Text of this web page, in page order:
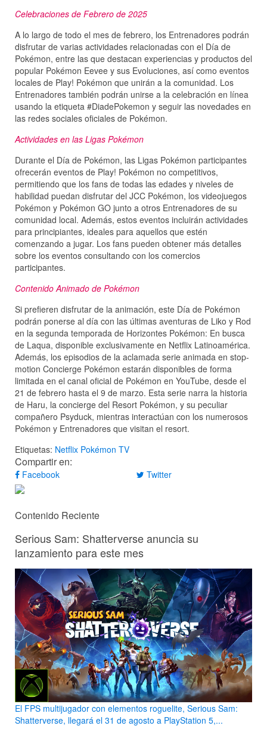
Celebraciones de Febrero de 2025
A lo largo de todo el mes de febrero, los Entrenadores podrán
disfrutar de varias actividades relacionadas con el Día de
Pokémon, entre las que destacan experiencias y productos del
popular Pokémon Eevee y sus Evoluciones, así como eventos
locales de Play! Pokémon que unirán a la comunidad. Los
Entrenadores también podrán unirse a la celebración en línea
usando la etiqueta #DiadePokemon y seguir las novedades en
las redes sociales oficiales de Pokémon.
Actividades en las Ligas Pokémon
Durante el Día de Pokémon, las Ligas Pokémon participantes
ofrecerán eventos de Play! Pokémon no competitivos,
permitiendo que los fans de todas las edades y niveles de
habilidad puedan disfrutar del JCC Pokémon, los videojuegos
Pokémon y Pokémon GO junto a otros Entrenadores de su
comunidad local. Además, estos eventos incluirán actividades
para principiantes, ideales para aquellos que estén
comenzando a jugar. Los fans pueden obtener más detalles
sobre los eventos consultando con los comercios
participantes.
Contenido Animado de Pokémon
Si prefieren disfrutar de la animación, este Día de Pokémon
podrán ponerse al día con las últimas aventuras de Liko y Rod
en la segunda temporada de Horizontes Pokémon: En busca
de Laqua, disponible exclusivamente en Netflix Latinoamérica.
Además, los episodios de la aclamada serie animada en stop-
motion Concierge Pokémon estarán disponibles de forma
limitada en el canal oficial de Pokémon en YouTube, desde el
21 de febrero hasta el 9 de marzo. Esta serie narra la historia
de Haru, la concierge del Resort Pokémon, y su peculiar
compañero Psyduck, mientras interactúan con los numerosos
Pokémon y Entrenadores que visitan el resort.
Etiquetas: Netflix Pokémon TV
Compartir en:
Facebook Twitter
Contenido Reciente
Serious Sam: Shatterverse anuncia su
lanzamiento para este mes
El FPS multijugador con elementos roguelite, Serious Sam:
Shatterverse, llegará el 31 de agosto a PlayStation 5,...